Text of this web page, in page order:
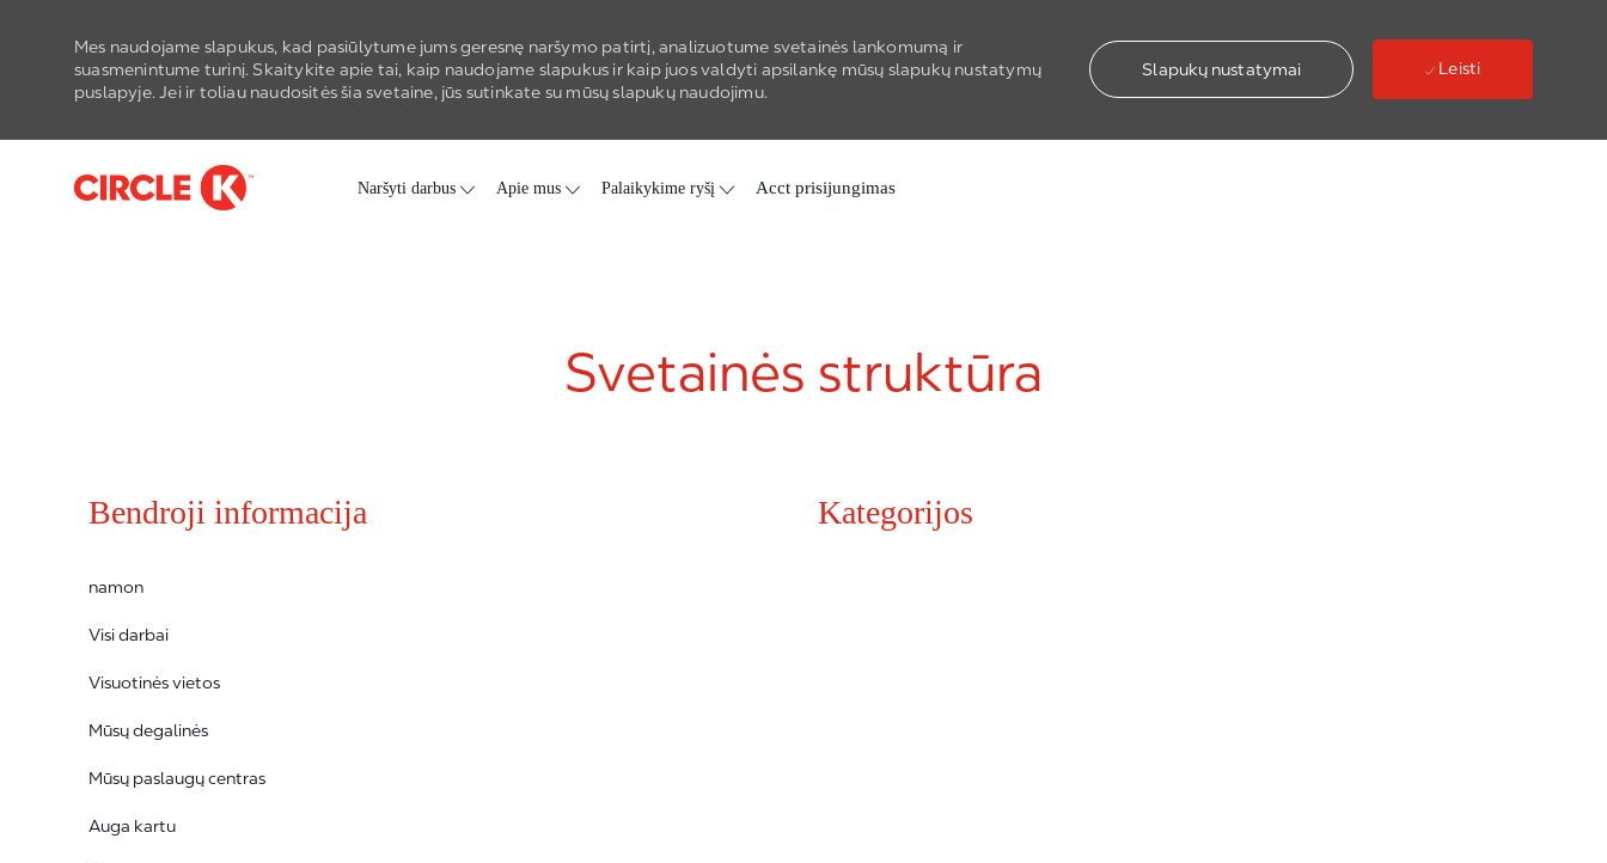
Mes naudojame slapukus, kad pasiūlytume jums geresnę naršymo patirtį, analizuotume svetainės lankomumą ir
suasmenintume turinį. Skaitykite apie tai, kaip naudojame slapukus ir kaip juos valdyti apsilankę mūsų slapukų nustatymų
puslapyje. Jei ir toliau naudositės šia svetaine, jūs sutinkate su mūsų slapukų naudojimu.
Slapukų nustatymai Leisti
Naršyti darbus Apie mus Palaikykime ryšį Acct prisijungimas
Svetainės struktūra
Bendroji informacija
namon
Visi darbai
Visuotinės vietos
Mūsų degalinės
Mūsų paslaugų centras
Auga kartu
Kategorijos